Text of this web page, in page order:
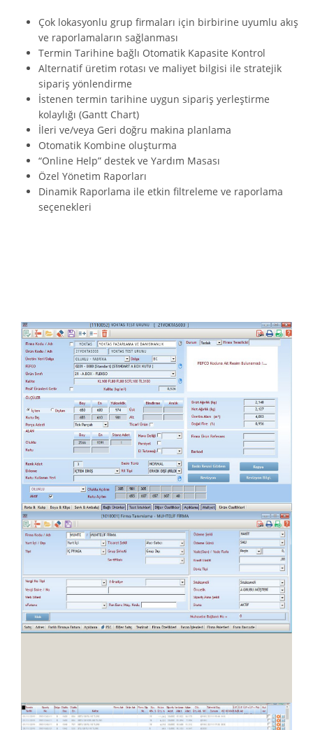
Çok lokasyonlu grup firmaları için birbirine uyumlu akış
ve raporlamaların sağlanması
Termin Tarihine bağlı Otomatik Kapasite Kontrol
Alternatif üretim rotası ve maliyet bilgisi ile stratejik
sipariş yönlendirme
İstenen termin tarihine uygun sipariş yerleştirme
kolaylığı (Gantt Chart)
İleri ve/veya Geri doğru makina planlama
Otomatik Kombine oluşturma
“Online Help” destek ve Yardım Masası
Özel Yönetim Raporları
Dinamik Raporlama ile etkin filtreleme ve raporlama
seçenekleri
Ürün Tanımlama
Firma Tanımlama